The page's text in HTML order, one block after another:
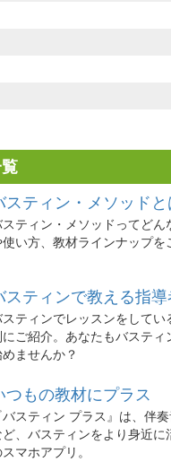
スティン・メソッドと
ティン・メソッドってどん
い方、教材ラインナップを
スティンで教える指
ティンでレッスンをしてい
にご紹介。あなたもバスティ
ませんか？
つもの教材にプラス
バスティン プラス』は、伴
ど、バスティンをより身近に
マホアプリ。